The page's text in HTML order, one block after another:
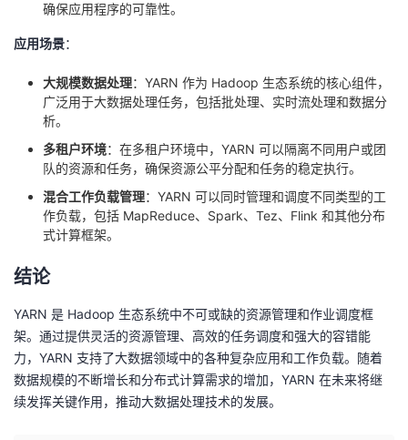
确保应用程序的可靠性。
应用场景：
大规模数据处理：YARN 作为 Hadoop 生态系统的核心组件，
广泛用于大数据处理任务，包括批处理、实时流处理和数据分
析。
多租户环境：在多租户环境中，YARN 可以隔离不同用户或团
队的资源和任务，确保资源公平分配和任务的稳定执行。
混合工作负载管理：YARN 可以同时管理和调度不同类型的工
作负载，包括 MapReduce、Spark、Tez、Flink 和其他分布
式计算框架。
结论
YARN 是 Hadoop 生态系统中不可或缺的资源管理和作业调度框
架。通过提供灵活的资源管理、高效的任务调度和强大的容错能
力，YARN 支持了大数据领域中的各种复杂应用和工作负载。随着
数据规模的不断增长和分布式计算需求的增加，YARN 在未来将继
续发挥关键作用，推动大数据处理技术的发展。